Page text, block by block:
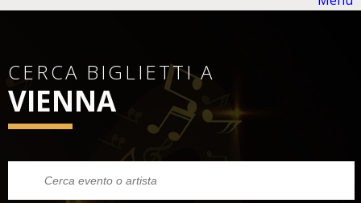
CERCA BIGLIETTI A
VIENNA